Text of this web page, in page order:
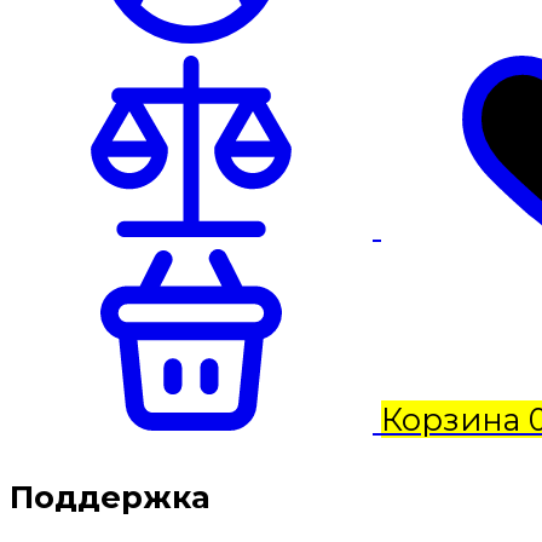
Корзина
Поддержка